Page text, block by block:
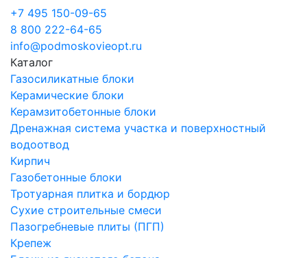
+7 495 150-09-65
8 800 222-64-65
info@podmoskovieopt.ru
Каталог
Газосиликатные блоки
Керамические блоки
Керамзитобетонные блоки
Дренажная система участка и поверхностный
водоотвод
Кирпич
Газобетонные блоки
Тротуарная плитка и бордюр
Сухие строительные смеси
Пазогребневые плиты (ПГП)
Крепеж